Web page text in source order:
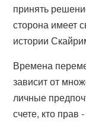
принять
сторона имеет
истории
Времена
зависит от
личные
счете, кто